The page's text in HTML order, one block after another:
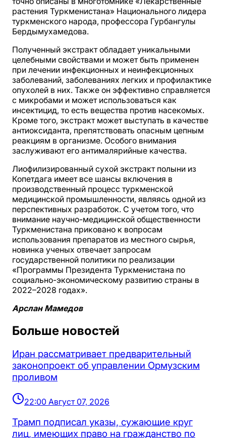
растения Туркменистана» Национального лидера
туркменского народа, профессора Гурбангулы
Бердымухамедова.
Полученный экстракт обладает уникальными
целебными свойствами и может быть применен
при лечении инфекционных и неинфекционных
заболеваний, заболеваниях легких и профилактике
опухолей в них. Также он эффективно справляется
с микробами и может использоваться как
инсектицид, то есть вещества против насекомых.
Кроме того, экстракт может выступать в качестве
антиоксиданта, препятствовать опасным цепным
реакциям в организме. Особого внимания
заслуживают его антималярийные качества.
Лиофилизированный сухой экстракт полыни из
Копетдага имеет все шансы включения в
производственный процесс туркменской
медицинской промышленности, являясь одной из
перспективных разработок. С учетом того, что
внимание научно-медицинской общественности
Туркменистана приковано к вопросам
использования препаратов из местного сырья,
новинка ученых отвечает запросам
государственной политики по реализации
«Программы Президента Туркменистана по
социально-экономическому развитию страны в
2022–2028 годах».
Арслан Мамедов
Больше новостей
Иран рассматривает предварительный
законопроект об управлении Ормузским
проливом
22:00 Август 07, 2026
Трамп подписал указы, сужающие круг
лиц, имеющих право на гражданство по